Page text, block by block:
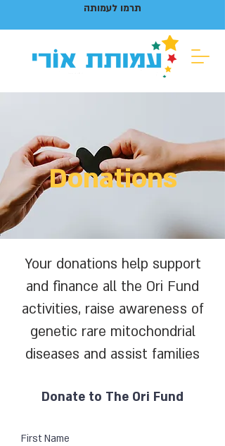
תרמו לעמותה
Donations
Your donations help support
and finance all the Ori Fund
activities, raise awareness of
genetic rare mitochondrial
diseases and assist families
Donate to The Ori Fund
First Name